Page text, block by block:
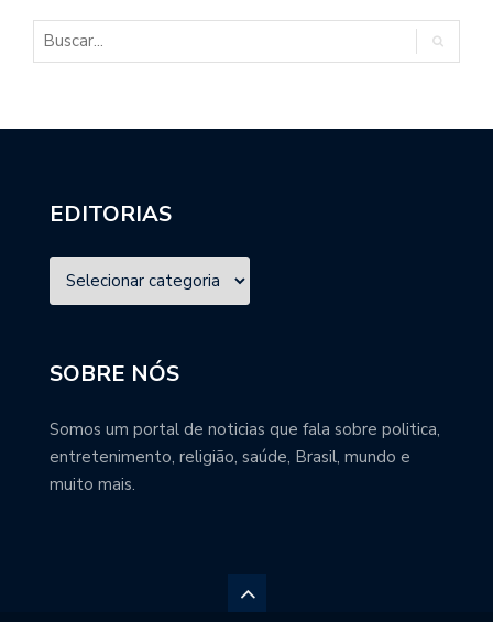
EDITORIAS
SOBRE NÓS
Somos um portal de noticias que fala sobre politica,
entretenimento, religião, saúde, Brasil, mundo e
muito mais.